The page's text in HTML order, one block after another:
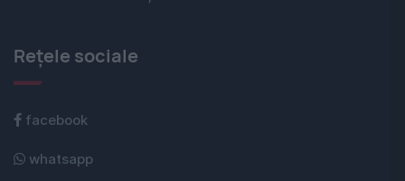
Rețele sociale
facebook
whatsapp